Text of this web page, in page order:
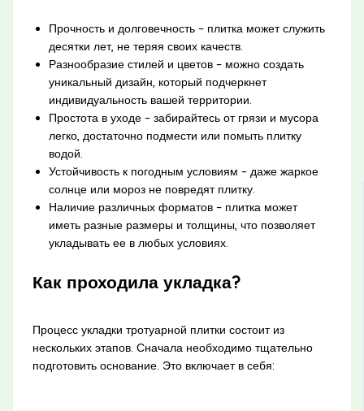
Прочность и долговечность – плитка может служить
десятки лет, не теряя своих качеств.
Разнообразие стилей и цветов – можно создать
уникальный дизайн, который подчеркнет
индивидуальность вашей территории.
Простота в уходе – забирайтесь от грязи и мусора
легко, достаточно подмести или помыть плитку
водой.
Устойчивость к погодным условиям – даже жаркое
солнце или мороз не повредят плитку.
Наличие различных форматов – плитка может
иметь разные размеры и толщины, что позволяет
укладывать ее в любых условиях.
Как проходила укладка?
Процесс укладки тротуарной плитки состоит из
нескольких этапов. Сначала необходимо тщательно
подготовить основание. Это включает в себя: